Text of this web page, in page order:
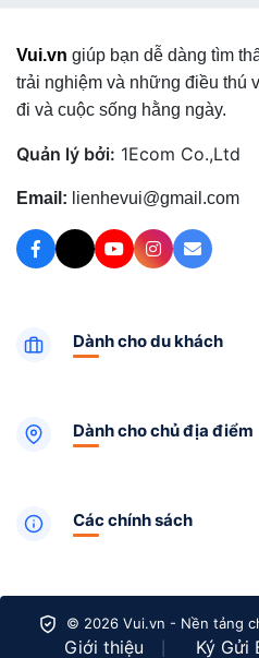
Vui.vn giúp bạn dễ dàng tìm
trải nghiệm và những điều thú
đi và cuộc sống hằng ngày.
Quản lý bởi: 1Ecom Co.,Ltd
Email: lienhevui@gmail.com
Dành cho du khách
Dành cho chủ địa điểm
Các chính sách
© 2026 Vui.vn - Nền tảng
Giới thiệu Ký Gửi